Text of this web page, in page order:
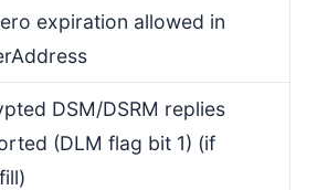
expiration allowed in
DSM/DSRM replies
(DLM flag bit 1) (if